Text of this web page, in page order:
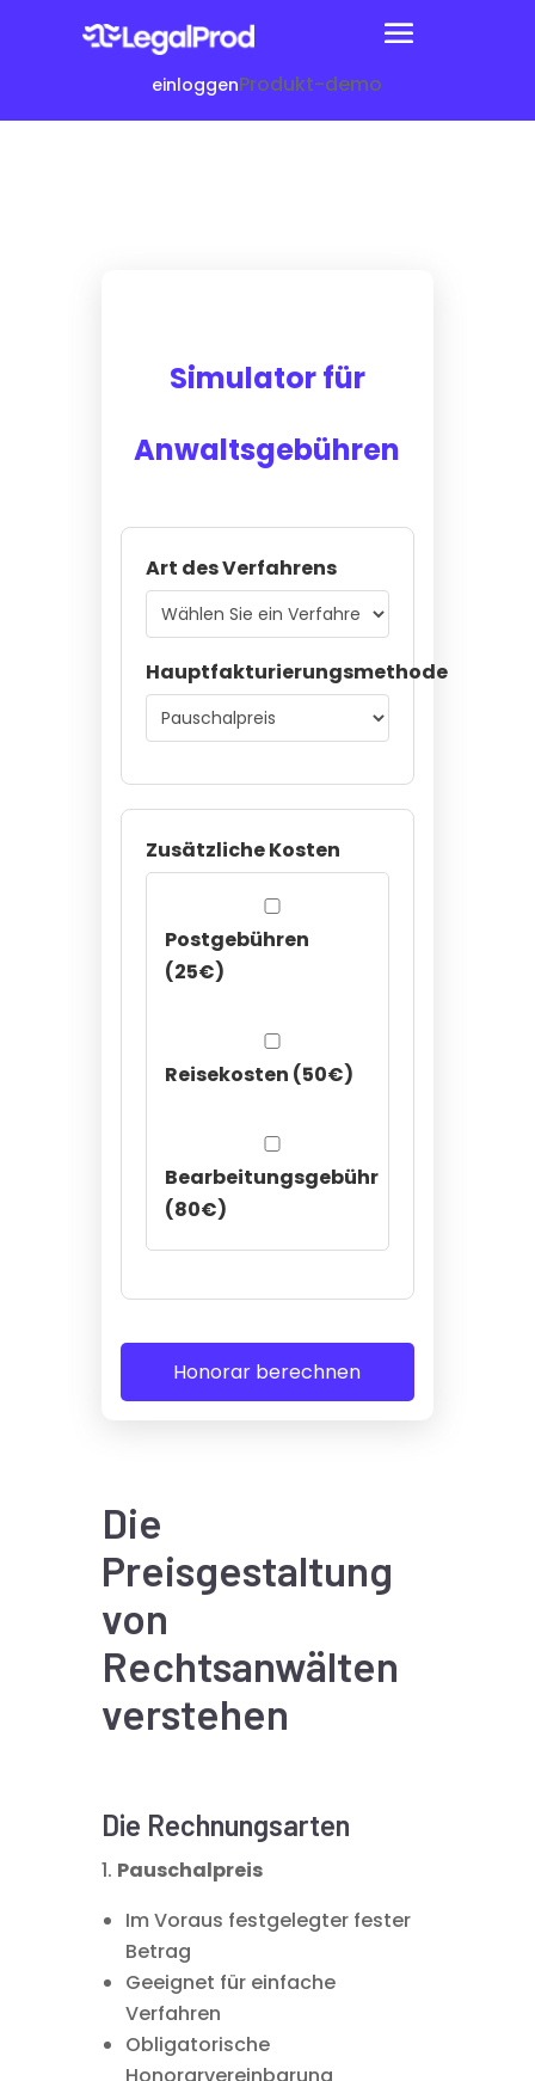
einloggenProdukt-demo
Simulator für
Anwaltsgebühren
Art des Verfahrens
Hauptfakturierungsmethode
Zusätzliche Kosten
Postgebühren
(25€)
Reisekosten (50€)
Bearbeitungsgebühr
(80€)
Honorar berechnen
Die
Preisgestaltung
von
Rechtsanwälten
verstehen
Die Rechnungsarten
Pauschalpreis
Im Voraus festgelegter fester
Betrag
Geeignet für einfache
Verfahren
Obligatorische